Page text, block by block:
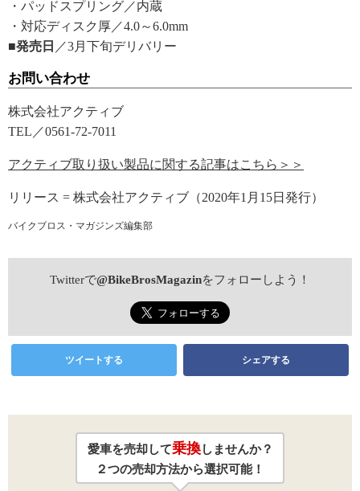
・パッドスプリング／内蔵
・対応ディスク厚／4.0～6.0mm
■発売日 ／3月下旬デリバリー
お問い合わせ
株式会社アクティブ
TEL／0561-72-7011
アクティブ取り扱い製品に関する記事はこちら＞＞
リリース = 株式会社アクティブ（2020年1月15日発行）
バイクブロス・マガジンズ編集部
Twitterで@BikeBrosMagazinをフォローしよう！
ツイートする シェアする
愛車を売却して乗換しませんか？
２つの売却方法から選択可能！